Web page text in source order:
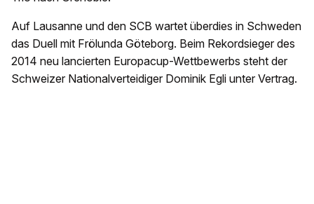
Auf Lausanne und den SCB wartet überdies in Schweden
das Duell mit Frölunda Göteborg. Beim Rekordsieger des
2014 neu lancierten Europacup-Wettbewerbs steht der
Schweizer Nationalverteidiger Dominik Egli unter Vertrag.